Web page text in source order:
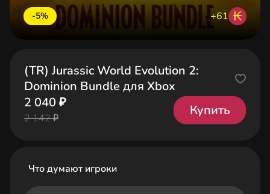
-5% +61 ₭
(TR) Jurassic World Evolution 2:
Dominion Bundle для Xbox
2 040 ₽
2 142 ₽
Купить
Что думают игроки